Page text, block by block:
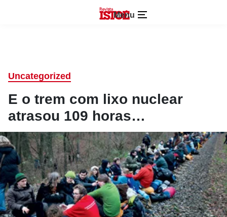
Menu
Uncategorized
E o trem com lixo nuclear
atrasou 109 horas…